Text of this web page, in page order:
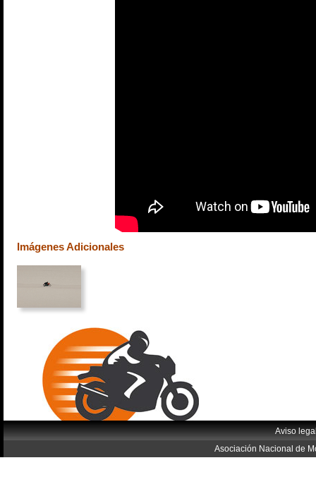
Imágenes Adicionales
Aviso
Asociación Nacional de